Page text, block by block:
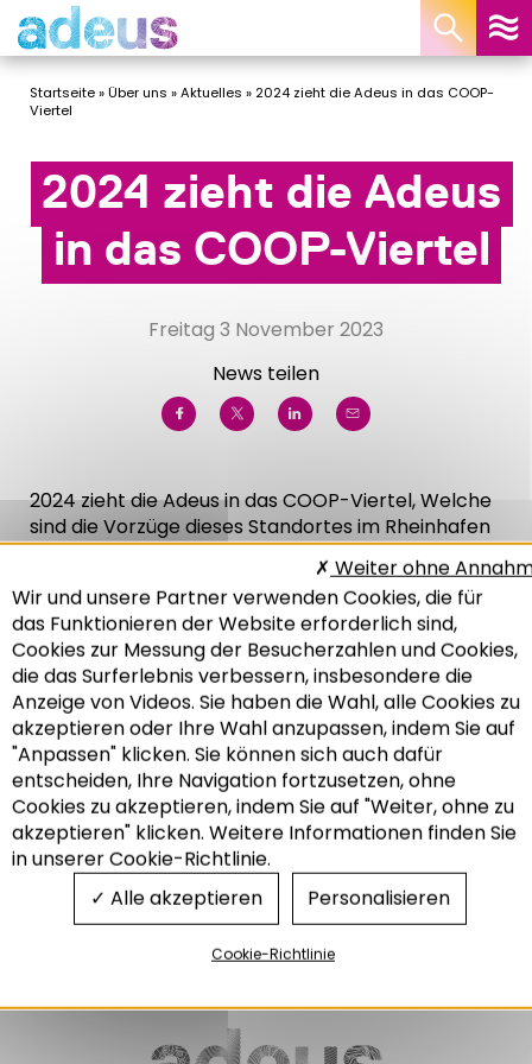
Recherche
Startseite»Über uns »Aktuelles » 2024 zieht die Adeus in das COOP-
Viertel
2024 zieht die Adeus
in das COOP-Viertel
Freitag 3 November 2023
News teilen
2024 zieht die Adeus in das COOP-Viertel, Welche
sind die Vorzüge dieses Standortes im Rheinhafen
?
Cookie-Einstellungen
Wir und unsere Partner verwenden Cookies, die für
das Funktionieren der Website erforderlich sind,
Cookies zur Messung der Besucherzahlen und Cookies,
die das Surferlebnis verbessern, insbesondere die
Anzeige von Videos. Sie haben die Wahl, alle Cookies zu
akzeptieren oder Ihre Wahl anzupassen, indem Sie auf
"Anpassen" klicken. Sie können sich auch dafür
entscheiden, Ihre Navigation fortzusetzen, ohne
Cookies zu akzeptieren, indem Sie auf "Weiter, ohne zu
akzeptieren" klicken. Weitere Informationen finden Sie
in unserer Cookie-Richtlinie.
Alle akzeptieren
Weiter ohne
Personalisieren
Cookie-Richtlinie